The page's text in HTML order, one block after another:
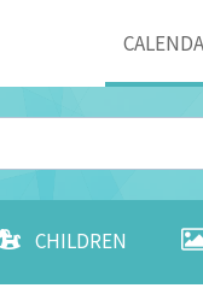
Menu
CHILDREN